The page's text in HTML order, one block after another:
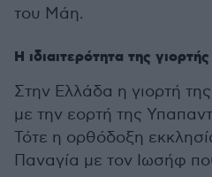
του Μάη.
Η ιδιαιτερότητα της
Στην Ελλάδα η γιορτή
με την εορτή της
Τότε η ορθόδοξη
Παναγία με τον Ιωσήφ